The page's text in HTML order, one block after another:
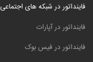
فاینداتور در شبکه های اجتماعی
فاینداتور در آپارات
فاینداتور در فیس بوک